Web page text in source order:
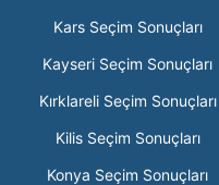
Kars Seçim Sonuçları
Kayseri Seçim Sonuçları
Kırklareli Seçim Sonuçları
Kilis Seçim Sonuçları
Konya Seçim Sonuçları